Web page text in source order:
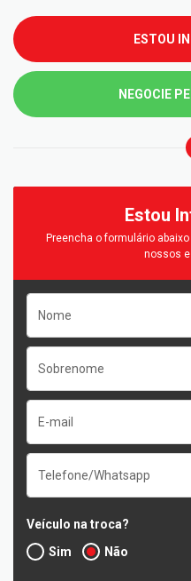
ESTOU
NEGOCIE
Estou
Preencha o formulário
nossos
Veículo na troca?
Sim
Não